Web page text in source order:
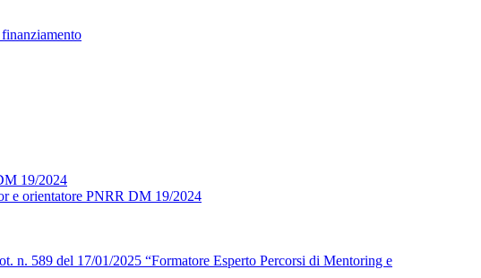
19/2024
e orientatore PNRR DM 19/2024
589 del 17/01/2025 “Formatore Esperto Percorsi di Mentoring e